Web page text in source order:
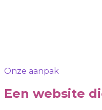
Onze aanpak
Een website